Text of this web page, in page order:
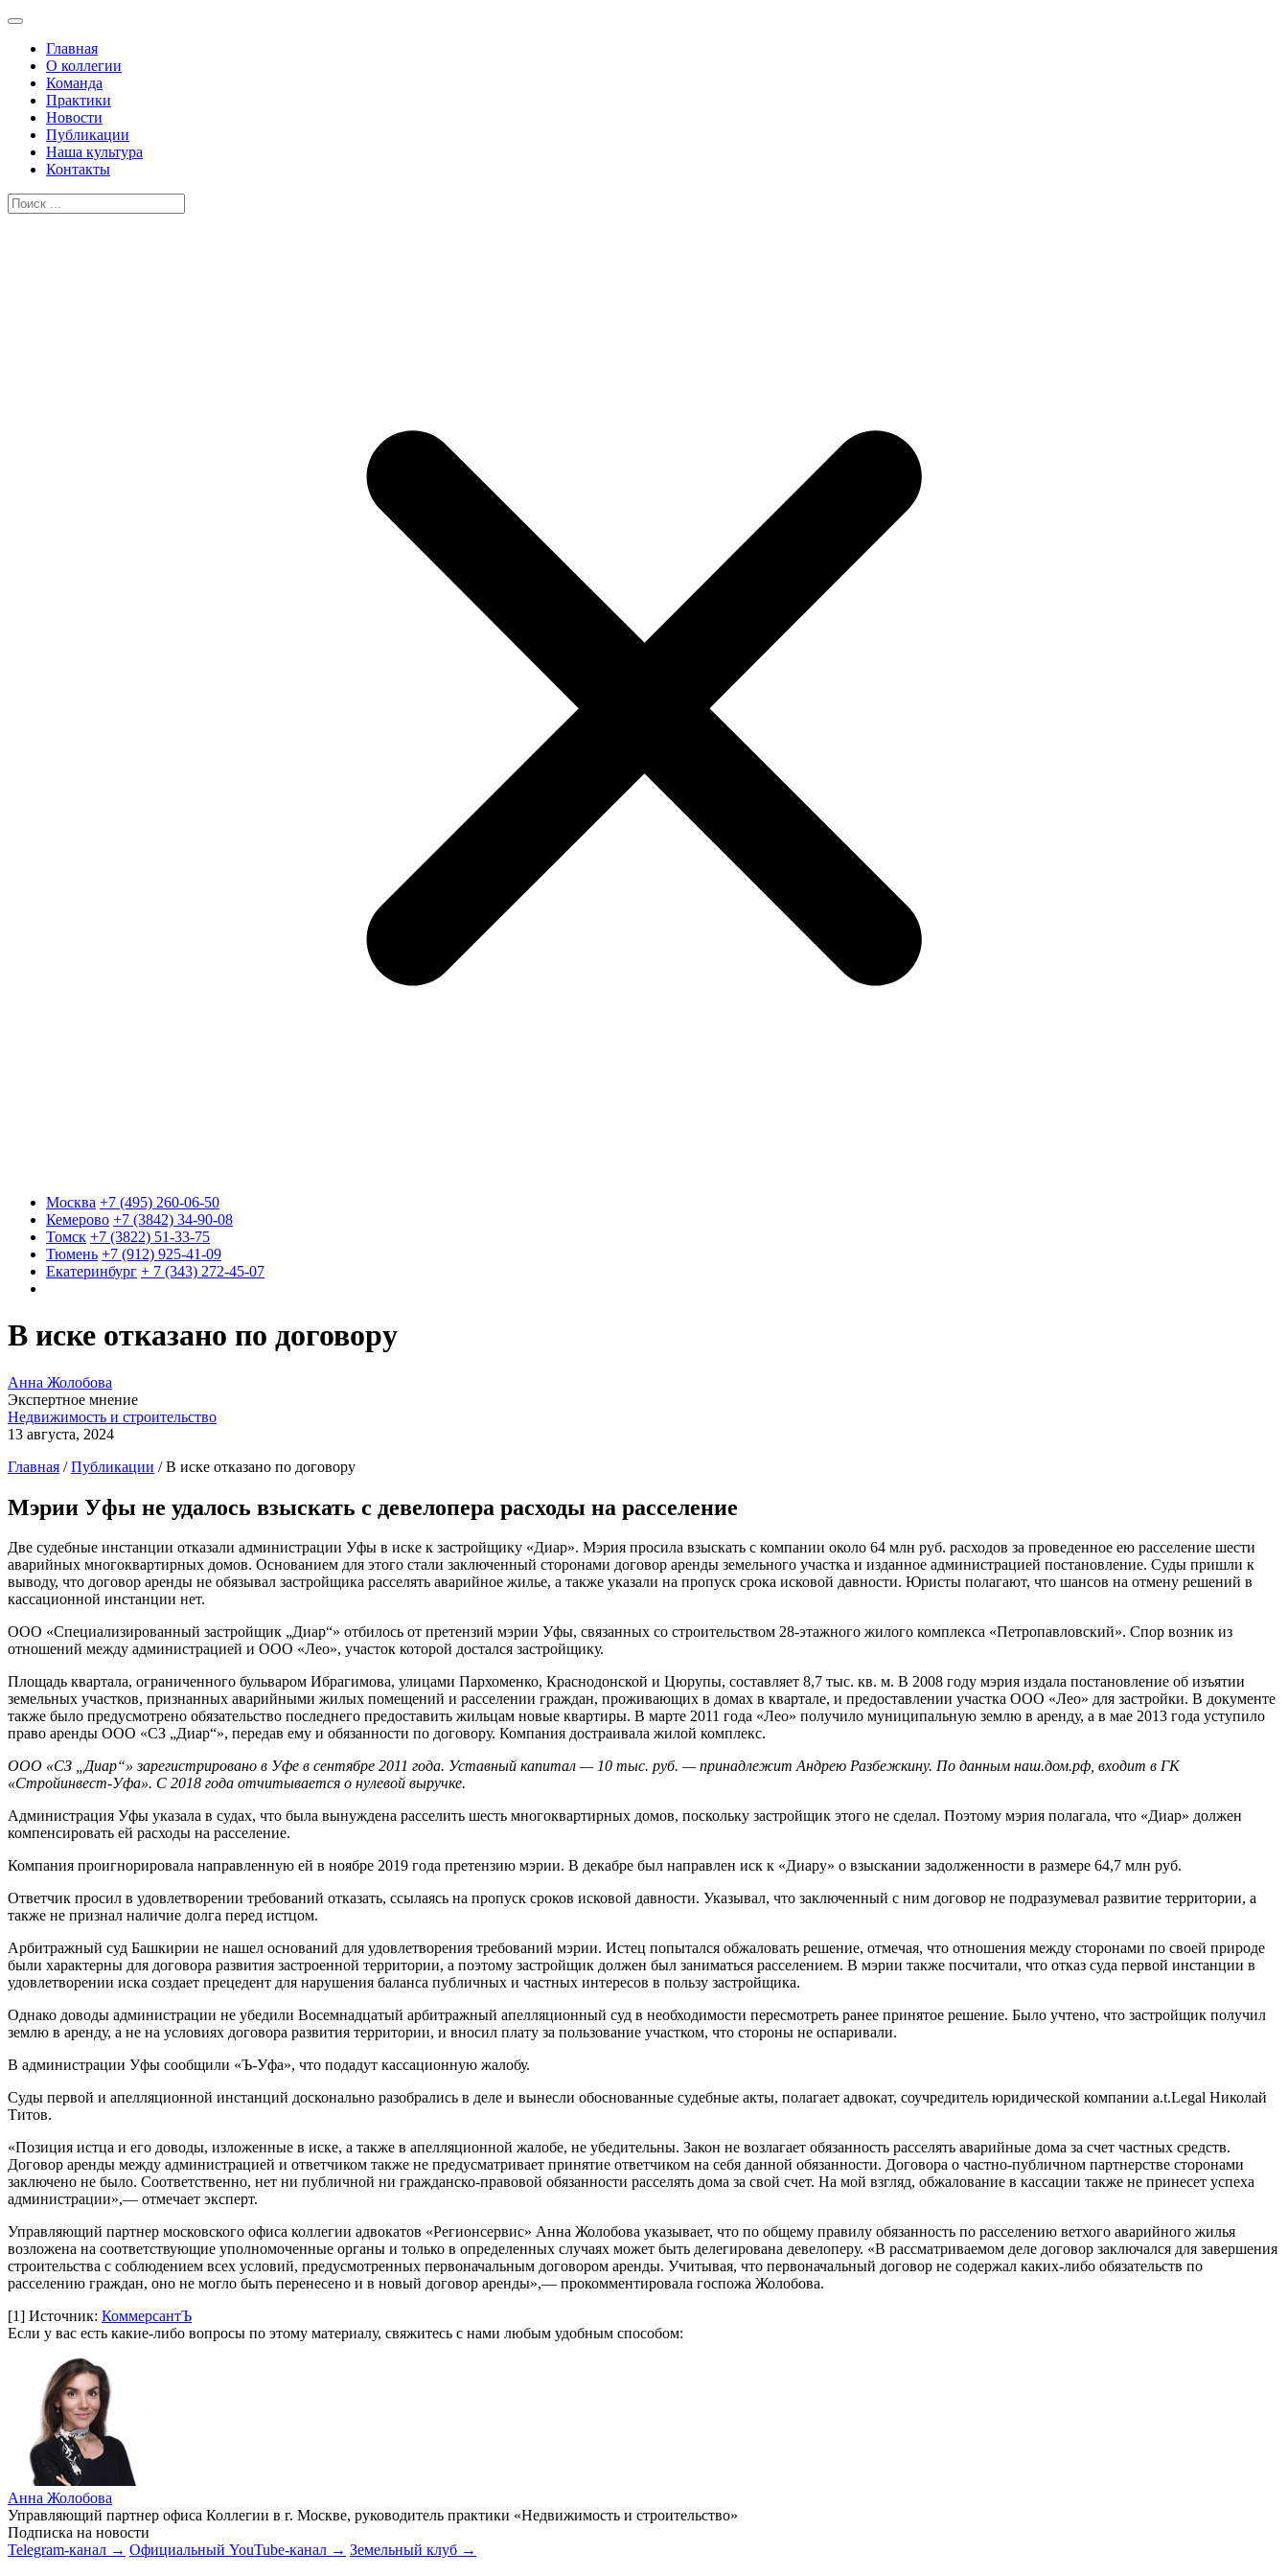
Главная
О коллегии
Команда
Практики
Новости
Публикации
Наша культура
Контакты
Москва +7 (495) 260-06-50
Кемерово +7 (3842) 34-90-08
Томск +7 (3822) 51-33-75
Тюмень +7 (912) 925-41-09
Екатеринбург + 7 (343) 272-45-07
В иске отказано по договору
Анна Жолобова
Экспертное мнение
Недвижимость и строительство
13 августа, 2024
Главная /Публикации /В иске отказано по договору
Мэрии Уфы не удалось взыскать с девелопера расходы на расселение
Две судебные инстанции отказали администрации Уфы в иске к застройщику «Диар». Мэрия просила взыскать с компании около 64 млн руб. расходов за проведенное ею расселение шести
аварийных многоквартирных домов. Основанием для этого стали заключенный сторонами договор аренды земельного участка и изданное администрацией постановление. Суды пришли к
выводу, что договор аренды не обязывал застройщика расселять аварийное жилье, а также указали на пропуск срока исковой давности. Юристы полагают, что шансов на отмену решений в
кассационной инстанции нет.
ООО «Специализированный застройщик „Диар“» отбилось от претензий мэрии Уфы, связанных со строительством 28-этажного жилого комплекса «Петропавловский». Спор возник из
отношений между администрацией и ООО «Лео», участок которой достался застройщику.
Площадь квартала, ограниченного бульваром Ибрагимова, улицами Пархоменко, Краснодонской и Цюрупы, составляет 8,7 тыс. кв. м. В 2008 году мэрия издала постановление об изъятии
земельных участков, признанных аварийными жилых помещений и расселении граждан, проживающих в домах в квартале, и предоставлении участка ООО «Лео» для застройки. В документе
также было предусмотрено обязательство последнего предоставить жильцам новые квартиры. В марте 2011 года «Лео» получило муниципальную землю в аренду, а в мае 2013 года уступило
право аренды ООО «СЗ „Диар“», передав ему и обязанности по договору. Компания достраивала жилой комплекс.
ООО «СЗ „Диар“» зарегистрировано в Уфе в сентябре 2011 года. Уставный капитал — 10 тыс. руб. — принадлежит Андрею Разбежкину. По данным наш.дом.рф, входит в ГК
«Стройинвест-Уфа». С 2018 года отчитывается о нулевой выручке.
Администрация Уфы указала в судах, что была вынуждена расселить шесть многоквартирных домов, поскольку застройщик этого не сделал. Поэтому мэрия полагала, что «Диар» должен
компенсировать ей расходы на расселение.
Компания проигнорировала направленную ей в ноябре 2019 года претензию мэрии. В декабре был направлен иск к «Диару» о взыскании задолженности в размере 64,7 млн руб.
Ответчик просил в удовлетворении требований отказать, ссылаясь на пропуск сроков исковой давности. Указывал, что заключенный с ним договор не подразумевал развитие территории, а
также не признал наличие долга перед истцом.
Арбитражный суд Башкирии не нашел оснований для удовлетворения требований мэрии. Истец попытался обжаловать решение, отмечая, что отношения между сторонами по своей природе
были характерны для договора развития застроенной территории, а поэтому застройщик должен был заниматься расселением. В мэрии также посчитали, что отказ суда первой инстанции в
удовлетворении иска создает прецедент для нарушения баланса публичных и частных интересов в пользу застройщика.
Однако доводы администрации не убедили Восемнадцатый арбитражный апелляционный суд в необходимости пересмотреть ранее принятое решение. Было учтено, что застройщик получил
землю в аренду, а не на условиях договора развития территории, и вносил плату за пользование участком, что стороны не оспаривали.
В администрации Уфы сообщили «Ъ-Уфа», что подадут кассационную жалобу.
Суды первой и апелляционной инстанций досконально разобрались в деле и вынесли обоснованные судебные акты, полагает адвокат, соучредитель юридической компании a.t.Legal Николай
Титов.
«Позиция истца и его доводы, изложенные в иске, а также в апелляционной жалобе, не убедительны. Закон не возлагает обязанность расселять аварийные дома за счет частных средств.
Договор аренды между администрацией и ответчиком также не предусматривает принятие ответчиком на себя данной обязанности. Договора о частно-публичном партнерстве сторонами
заключено не было. Соответственно, нет ни публичной ни гражданско-правовой обязанности расселять дома за свой счет. На мой взгляд, обжалование в кассации также не принесет успеха
администрации»,— отмечает эксперт.
Управляющий партнер московского офиса коллегии адвокатов «Регионсервис» Анна Жолобова указывает, что по общему правилу обязанность по расселению ветхого аварийного жилья
возложена на соответствующие уполномоченные органы и только в определенных случаях может быть делегирована девелоперу. «В рассматриваемом деле договор заключался для завершения
строительства с соблюдением всех условий, предусмотренных первоначальным договором аренды. Учитывая, что первоначальный договор не содержал каких-либо обязательств по
расселению граждан, оно не могло быть перенесено и в новый договор аренды»,— прокомментировала госпожа Жолобова.
[1] Источник: КоммерсантЪ
Если у вас есть какие-либо вопросы по этому материалу, свяжитесь с нами любым удобным способом:
Анна Жолобова
Управляющий партнер офиса Коллегии в г. Москве, руководитель практики «Недвижимость и строительство»
Подписка на новости
Telegram-канал → Официальный YouTube-канал → Земельный клуб →